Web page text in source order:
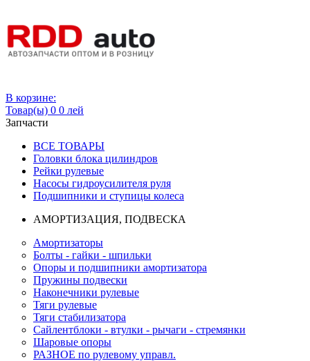
В корзине:
Товар(ы) 0 0 лей
Запчасти
ВСЕ ТОВАРЫ
Головки блока цилиндров
Рейки рулевые
Насосы гидроусилителя руля
Подшипники и ступицы колеса
АМОРТИЗАЦИЯ, ПОДВЕСКА
Амортизаторы
Болты - гайки - шпильки
Опоры и подшипники амортизатора
Пружины подвески
Наконечники рулевые
Тяги рулевые
Тяги стабилизатора
Сайлентблоки - втулки - рычаги - стремянки
Шаровые опоры
РАЗНОЕ по рулевому управл.